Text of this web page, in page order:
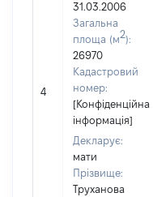
4
31.03.2006
Загальна
площа (м2):
26970
Кадастровий
номер:
[Конфіденційна
інформація]
Декларує:
мати
Прізвище:
Труханова